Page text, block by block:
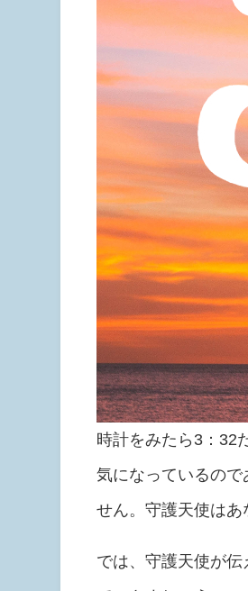
時計をみたら3：32
気になっているので
せん。守護天使はあ
では、守護天使が